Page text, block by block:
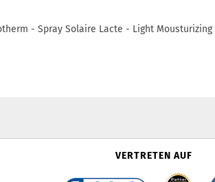
- Spray Solaire Lacte - Light Mousturizing
VERTRETEN AUF